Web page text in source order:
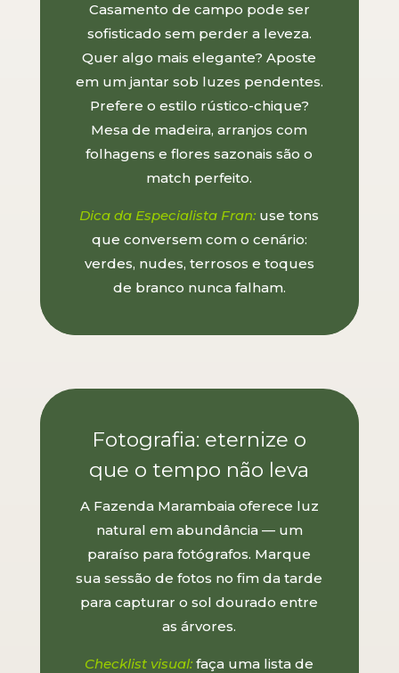
Casamento de campo pode ser
sofisticado sem perder a leveza.
Quer algo mais elegante? Aposte
em um jantar sob luzes pendentes.
Prefere o estilo rústico-chique?
Mesa de madeira, arranjos com
folhagens e flores sazonais são o
match perfeito.
Dica da Especialista Fran: use tons
que conversem com o cenário:
verdes, nudes, terrosos e toques
de branco nunca falham.
Fotografia: eternize o
que o tempo não leva
A Fazenda Marambaia oferece luz
natural em abundância — um
paraíso para fotógrafos. Marque
sua sessão de fotos no fim da tarde
para capturar o sol dourado entre
as árvores.
Checklist visual: faça uma lista de